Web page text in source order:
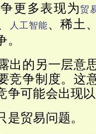
更多表现为贸
人工智能、稀土
出的另一层意
竞争制度。这
争可能会出现
贸易问题。